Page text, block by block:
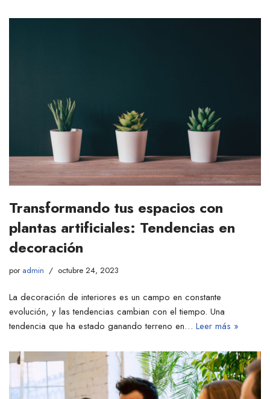
Transformando tus espacios con
plantas artificiales: Tendencias en
decoración
por admin octubre 24, 2023
La decoración de interiores es un campo en constante
evolución, y las tendencias cambian con el tiempo. Una
tendencia que ha estado ganando terreno en… Leer más »